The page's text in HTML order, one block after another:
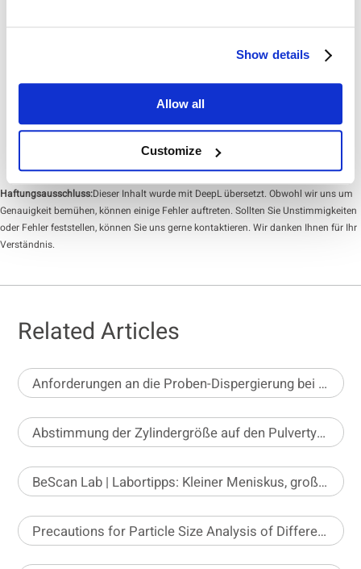
Show details
Allow all
Customize
Share On
Haftungsausschluss:Dieser Inhalt wurde mit DeepL übersetzt. Obwohl wir uns um
Genauigkeit bemühen, können einige Fehler auftreten. Sollten Sie Unstimmigkeiten
oder Fehler feststellen, können Sie uns gerne kontaktieren. Wir danken Ihnen für Ihr
Verständnis.
Related Articles
Anforderungen an die Proben-Dispergierung bei der statischen Bildanalyse
Abstimmung der Zylindergröße auf den Pulvertyp für eine präzise Dichtebestimmung
BeScan Lab | Labortipps: Kleiner Meniskus, große Wirkung
Precautions for Particle Size Analysis of Different Pesticide Formulations